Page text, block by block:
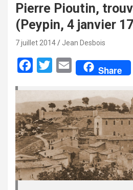
Pierre Pioutin,
(Peypin, 4 janvier
7 juillet 2014 Jean Desbois
e
b
o
o
k
t
t
e
r
E
i
l
Share